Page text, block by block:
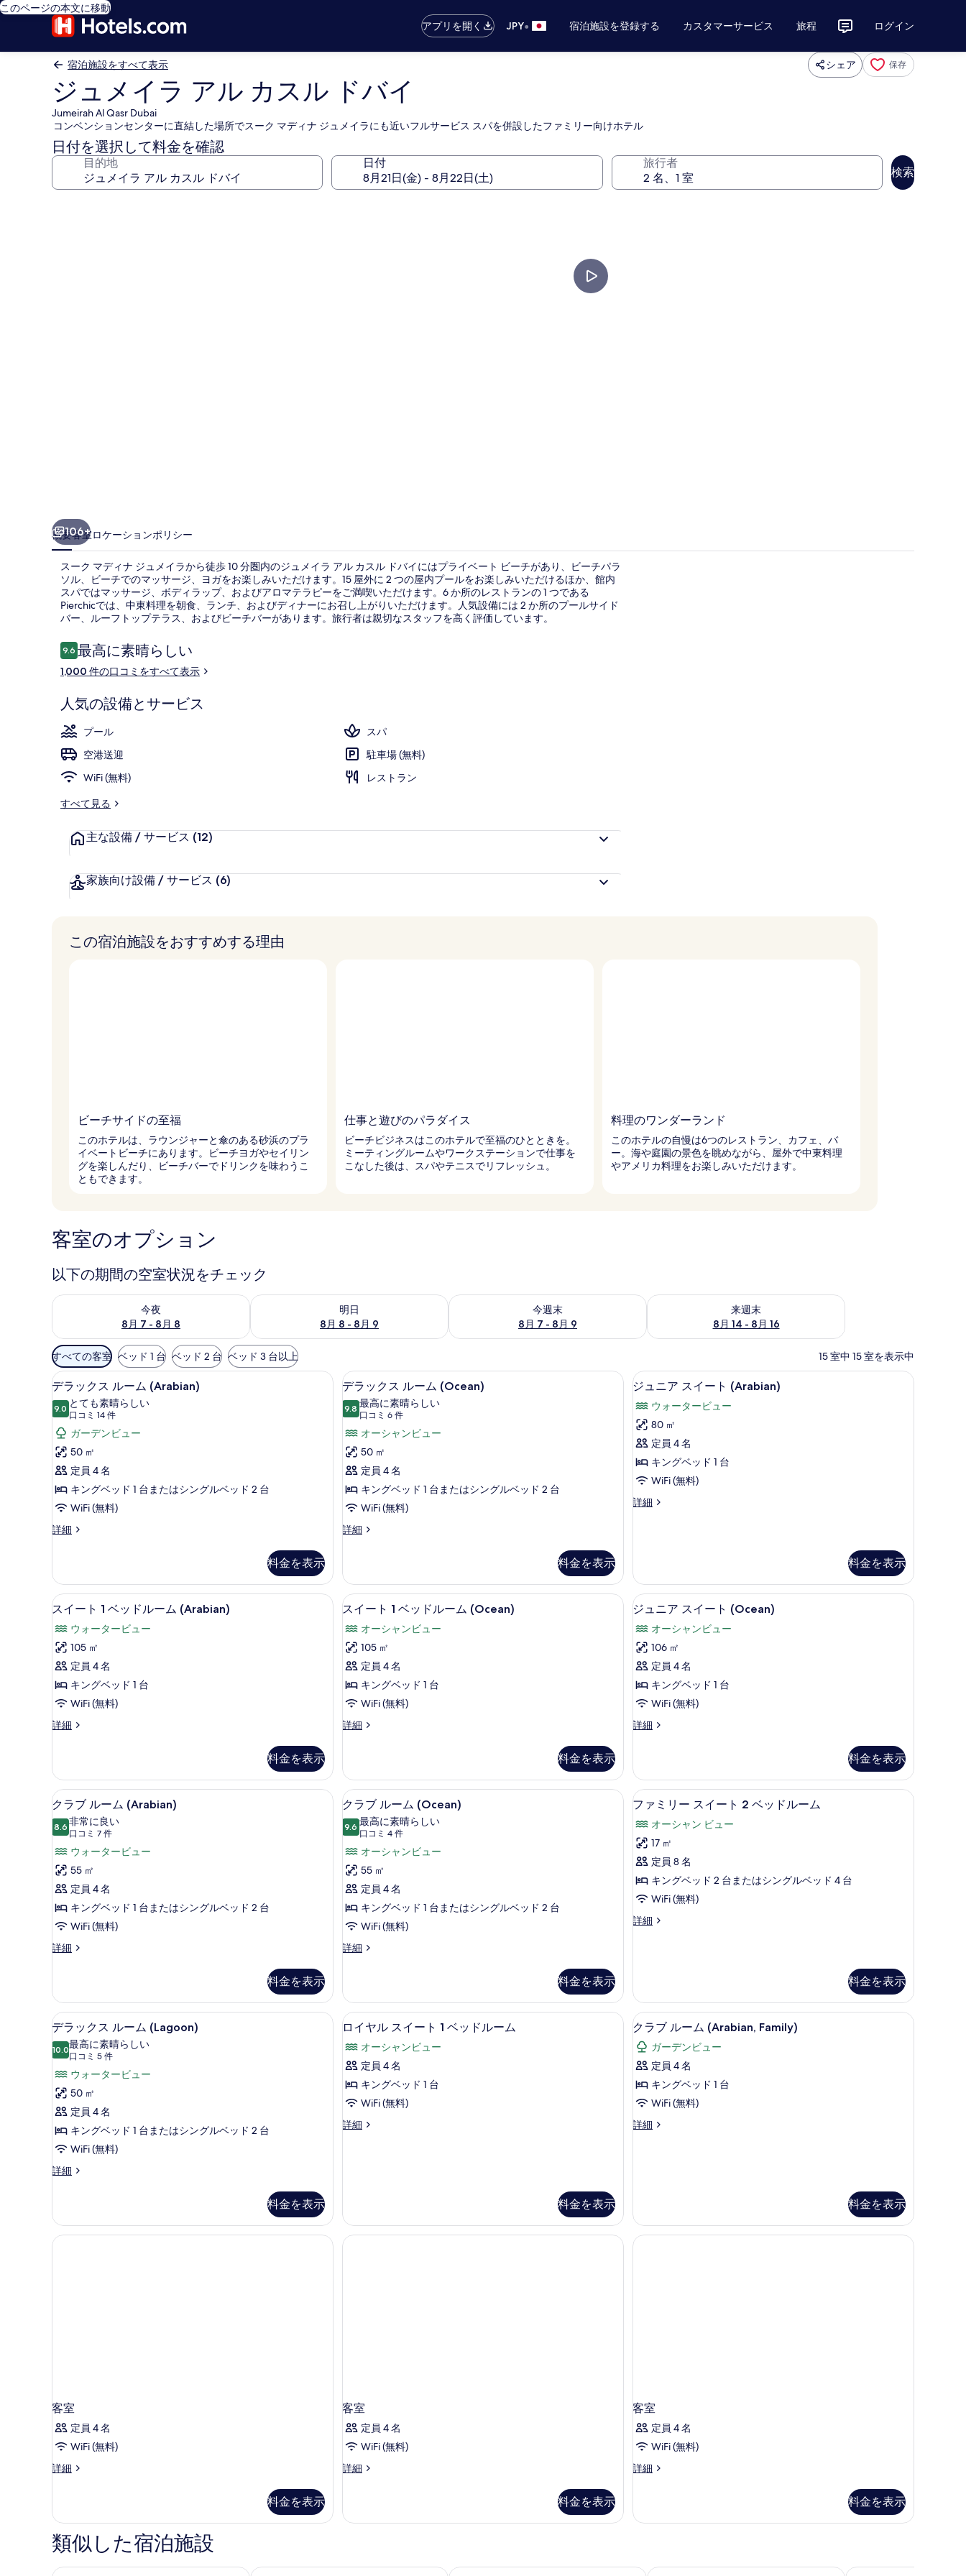
このページの本文に移動
アプリを開く
JPY• 宿泊施設を登録する カスタマーサービス 旅程 ログイン
宿泊施設をすべて表示 シェア 保存
ジュメイラ アル カスル ドバイ
Jumeirah Al Qasr Dubai
コンベンションセンターに直結した場所でスーク マディナ ジュメイラにも近いフルサービス スパを併設したファミリー向けホテル
日付を選択して料金を確認
目的地 日付 旅行者
検索
写
真
ギ
ャ
ラ
リ
ー
6 か所のレストラン : 朝食、ランチ、ディナー、ブランチに営業
106+
概要客室ロケーションポリシー
スーク マディナ ジュメイラから徒歩 10 分圏内のジュメイラ アル カスル ドバイにはプライベート ビーチがあり、ビーチパラ
ソル、ビーチでのマッサージ、ヨガをお楽しみいただけます。15 屋外に 2 つの屋内プールをお楽しみいただけるほか、館内
スパではマッサージ、ボディラップ、およびアロマテラピーをご満喫いただけます。6 か所のレストランの 1 つである
Pierchicでは、中東料理を朝食、ランチ、およびディナーにお召し上がりいただけます。人気設備には 2 か所のプールサイド
バー、ルーフトップテラス、およびビーチバーがあります。旅行者は親切なスタッフを高く評価しています。
口
コ
ミ
9.610段階中9.6
最高に素晴らしい
1,000 件の口コミをすべて表示
人気の設備とサービス
プール
スパ
空港送迎
駐車場 (無料)
WiFi (無料)
レストラン
すべて見る
主な設備 / サービス (12)
家族向け設備 / サービス (6)
この宿泊施設をおすすめする理由
ビーチサイドの至福
このホテルは、ラウンジャーと傘のある砂浜のプラ
イベートビーチにあります。ビーチヨガやセイリン
グを楽しんだり、ビーチバーでドリンクを味わうこ
ともできます。
仕事と遊びのパラダイス
ビーチビジネスはこのホテルで至福のひとときを。
ミーティングルームやワークステーションで仕事を
こなした後は、スパやテニスでリフレッシュ。
料理のワンダーランド
このホテルの自慢は6つのレストラン、カフェ、バ
ー。海や庭園の景色を眺めながら、屋外で中東料理
やアメリカ料理をお楽しみいただけます。
客室のオプション
以下の期間の空室状況をチェック
今夜
8月 7 - 8月 8
今夜 8月 7 - 8月 8 の空室状況をチェック
明日
8月 8 - 8月 9
明日 8月 8 - 8月 9 の空室状況をチェック
今週末
8月 7 - 8月 9
今週末 8月 7 - 8月 9 の空室状況をチェック
来週末
8月 14 - 8月 16
来週末 8月 14 - 8月 16 の空室状況をチェック
利
用
可
能
な
客
室
の
絞
り
込
み
すべての客室 ベッド 1 台 ベッド 2 台 ベッド 3 台以上 15 室中 15 室を表示中
デ
ラ
ッ
ク
ス
ル
ー
ム
(Arabian)
べ
て
写
真
を
表
示
す
高級寝具、セレクト コンフォート製ベッド、ミニバー、セーフティボックス (室内)
12
デラックス ルーム (Arabian)
9.010 点中 9.0
とても素晴らしい
口コミ 14 件
(口
コ
ミ
14
件)
ガーデンビュー
50 ㎡
定員 4 名
キングベッド 1 台またはシングルベッド 2 台
WiFi (無料)
詳細
デ
ス
ル
ー
(Arabian)
の
詳
細
料金を表示
デ
ラ
ッ
ク
ス
ル
ー
ム
(Ocean)
べ
て
写
真
を
表
示
す
高級寝具、セレクト コンフォート製ベッド、ミニバー、セーフティボックス (室内)
10
デラックス ルーム (Ocean)
9.810 点中 9.8
最高に素晴らしい
口コミ 6 件
(口
コ
ミ
6
件)
オーシャンビュー
50 ㎡
定員 4 名
キングベッド 1 台またはシングルベッド 2 台
WiFi (無料)
詳細
デ
ス
ル
ー
(Ocean)
の
詳
細
料金を表示
ジ
ニ
ア
ス
イ
ト
べ
て
の
写
真
を
表
示
す
ジュニア スイート (Arabian) | 高級寝具、セ
7
ジュニア スイート (Arabian)
ウォータービュー
80 ㎡
定員 4 名
キングベッド 1 台
WiFi (無料)
詳細
ジ
ー
ト
(Arabian)
の
詳
細
料金を表示
ス
ー
ト
1
ベ
ッ
ド
ー
ム
(Arabian)
の
す
べ
て
の
写
真
を
示
す
る
高級寝具、セレクト コンフォート製ベッド、ミニバー、セーフティボックス (室内)
9
スイート 1 ベッドルーム (Arabian)
ウォータービュー
105 ㎡
定員 4 名
キングベッド 1 台
WiFi (無料)
詳細
ス
1
ベ
ッ
ル
ム
(Arabian)
の
詳
細
料金を表示
ス
ー
ト
1
ベ
ッ
ド
ー
ム
(Ocean)
の
す
べ
て
の
写
真
を
示
す
る
スイート 1 ベッドルーム (Ocean) | 高級寝具、セレクト コンフォート製ベッド、ミニバー、セーフティボックス (室
11
スイート 1 ベッドルーム (Ocean)
オーシャンビュー
105 ㎡
定員 4 名
キングベッド 1 台
WiFi (無料)
詳細
ス
1
ベ
ッ
ル
ム
(Ocean)
の
詳
細
料金を表示
ジ
ニ
ア
ス
イ
ト
の
す
べ
て
の
写
真
を
表
ジュニア スイート (Ocean) | 高級寝具、セ
7
ジュニア スイート (Ocean)
オーシャンビュー
106 ㎡
定員 4 名
キングベッド 1 台
WiFi (無料)
詳細
ジ
ス
イ
ー
(Ocean)
の
詳
細
料金を表示
ク
ラ
ブ
ル
ー
ム
(Arabian)
の
す
の
写
真
を
表
示
す
る
クラブ ルーム (Arabian) | 高級寝具、セレクト コンフォート製ベッド、ミニバー、セーフティボックス (室内)
10
クラブ ルーム (Arabian)
8.610 点中 8.6
非常に良い
口コミ 7 件
(口
コ
ミ
7
件)
ウォータービュー
55 ㎡
定員 4 名
キングベッド 1 台またはシングルベッド 2 台
WiFi (無料)
詳細
ク
ー
ム
(Arabian)
詳
料金を表示
ク
ラ
ブ
ル
ー
ム
(Ocean)
の
す
の
写
を
表
示
す
る
高級寝具、セレクト コンフォート製ベッド、ミニバー、セーフティボックス (室内)
8
クラブ ルーム (Ocean)
9.610 点中 9.6
最高に素晴らしい
口コミ 4 件
(口
コ
ミ
4
件)
オーシャンビュー
55 ㎡
定員 4 名
キングベッド 1 台またはシングルベッド 2 台
WiFi (無料)
詳細
ク
ー
ム
(Ocean)
詳
細
料金を表示
フ
ミ
リ
ー
ス
ー
ッ
ド
ル
ー
ム
の
す
べ
を
表
8
ファミリー スイート 2 ベッドルーム
オーシャン ビュー
17 ㎡
定員 8 名
キングベッド 2 台またはシングルベッド 4 台
WiFi (無料)
詳細
フ
イ
ー
ト
2
ベ
ッ
ル
ー
の
料金を表示
デ
ラ
ッ
ク
ス
ル
ー
ム
(Lagoon)
べ
て
高級寝具、セレクト コンフォート製ベッド、ミニバー、セーフティボックス (室内)
7
デラックス ルーム (Lagoon)
10.010 点中 10.0
最高に素晴らしい
口コミ 5 件
(口
コ
ミ
5
件)
ウォータービュー
50 ㎡
定員 4 名
キングベッド 1 台またはシングルベッド 2 台
WiFi (無料)
詳細
デ
ス
ル
ー
料金を表示
ロ
ヤ
ル
ス
ー
ド
ル
真
を
表
示
高級寝具、セレクト コンフォート製ベッド、ミニバー、セーフティボックス (室内)
6
ロイヤル スイート 1 ベッドルーム
オーシャンビュー
定員 4 名
キングベッド 1 台
WiFi (無料)
詳細
ロ
ト
ベ
料金を表示
ク
ラ
ブ
ル
ー
(Arabian,
て
の
クラブ ルーム (Arabian, Family) | 高級寝具
5
クラブ ルーム (Arabian, Family)
ガーデンビュー
定員 4 名
キングベッド 1 台
WiFi (無料)
詳細
ク
Family)
の
詳
料金を表示
客室
定員 4 名
WiFi (無料)
詳細
客
細
料金を表示
客室
定員 4 名
WiFi (無料)
詳細
客
細
料金を表示
客室
定員 4 名
WiFi (無料)
詳細
客
細
料金を表示
類似した宿泊施設